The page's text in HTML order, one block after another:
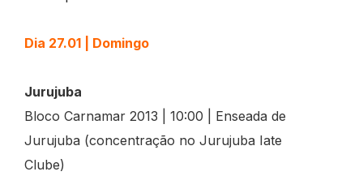
Dia 27.01 | Domingo
Jurujuba
Bloco Carnamar 2013 | 10:00 | Enseada de
Jurujuba (concentração no Jurujuba Iate
Clube)